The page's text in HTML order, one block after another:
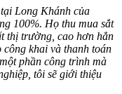
Long Khánh của
100%. Họ thu mua sắt
thị trường, cao hơn hẳn
khai và thanh toán
phần công trình mà
tôi sẽ giới thiệu